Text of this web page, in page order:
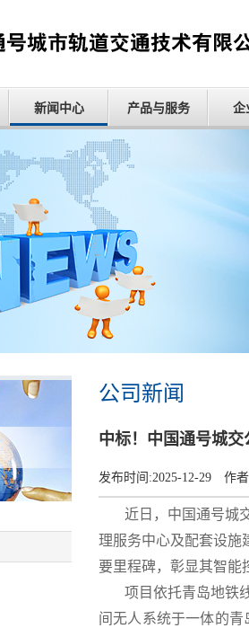
新闻中心 产品与服务 企
公司新闻
中标！中国通号城
发布时间:2025-12-29 作
近日，中国通号城交
理服务中心及配套设施
要里程碑，彰显其智能
项目依托青岛地铁线
间无人系统于一体的